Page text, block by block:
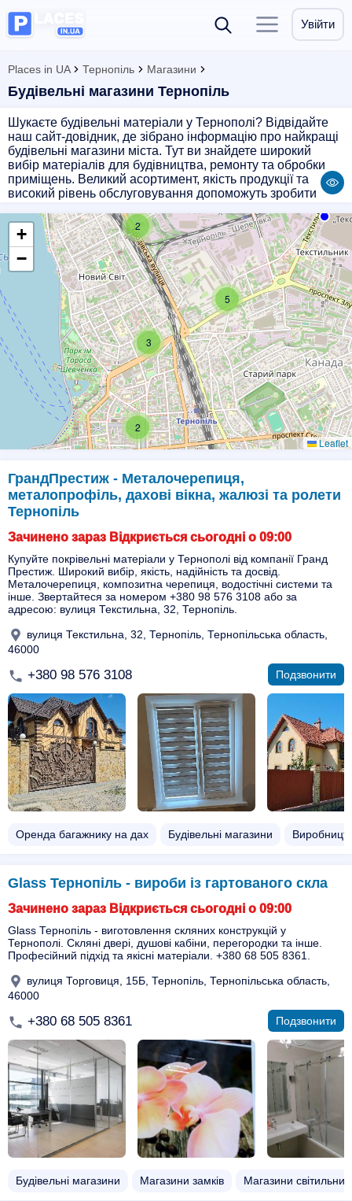
Увійти
Places in UA Тернопіль Магазини
Будівельні магазини Тернопіль
Шукаєте будівельні матеріали у Тернополі? Відвідайте
наш сайт-довідник, де зібрано інформацію про найкращі
будівельні магазини міста. Тут ви знайдете широкий
вибір матеріалів для будівництва, ремонту та обробки
приміщень. Великий асортимент, якість продукції та
високий рівень обслуговування допоможуть зробити
Звертайтеся до нас і отримайте все необхідне для
вашого будівництва!
2
2
3
5
+
−
Leaflet
ГрандПрестиж - Металочерепиця,
металопрофіль, дахові вікна, жалюзі та ролети
Тернопіль
Зачинено зараз Відкриється сьогодні о 09:00
Купуйте покрівельні матеріали у Тернополі від компанії Гранд
Престиж. Широкий вибір, якість, надійність та досвід.
Металочерепиця, композитна черепиця, водостічні системи та
інше. Звертайтеся за номером +380 98 576 3108 або за
адресою: вулиця Текстильна, 32, Тернопіль.
вулиця Текстильна, 32, Тернопіль, Тернопільська область,
46000
+380 98 576 3108 Подзвонити
Оренда багажнику на дах Будівельні магазини
Glass Тернопіль - вироби із гартованого скла
Зачинено зараз Відкриється сьогодні о 09:00
Glass Тернопіль - виготовлення скляних конструкцій у
Тернополі. Скляні двері, душові кабіни, перегородки та інше.
Професійний підхід та якісні матеріали. +380 68 505 8361.
вулиця Торговиця, 15Б, Тернопіль, Тернопільська область,
46000
+380 68 505 8361 Подзвонити
Будівельні магазини Магазини замків Магазини